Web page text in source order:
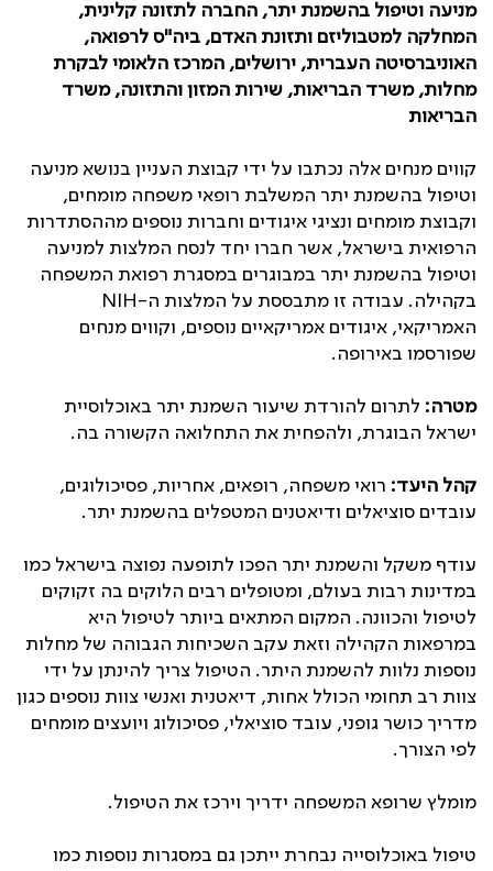
מניעה וטיפול בהשמנת יתר, החברה לתזונה קלינית,
המחלקה למטבוליזם ותזונת האדם, ביה"ס לרפואה,
האוניברסיטה העברית, ירושלים, המרכז הלאומי לבקרת
מחלות, משרד הבריאות, שירות המזון והתזונה, משרד
הבריאות
קווים מנחים אלה נכתבו על ידי קבוצת העניין בנושא מניעה
וטיפול בהשמנת יתר המשלבת רופאי משפחה מומחים,
וקבוצת מומחים ונציגי איגודים וחברות נוספים מההסתדרות
הרפואית בישראל, אשר חברו יחד לנסח המלצות למניעה
וטיפול בהשמנת יתר במבוגרים במסגרת רפואת המשפחה
בקהילה. עבודה זו מתבססת על המלצות ה- NIH
האמריקאי, איגודים אמריקאיים נוספים, וקווים מנחים
שפורסמו באירופה.
מטרה: לתרום להורדת שיעור השמנת יתר באוכלוסיית
ישראל הבוגרת, ולהפחית את התחלואה הקשורה בה.
קהל היעד: רואי משפחה, רופאים, אחריות, פסיכולוגים,
עובדים סוציאלים ודיאטנים המטפלים בהשמנת יתר.
עודף משקל והשמנת יתר הפכו לתופעה נפוצה בישראל כמו
במדינות רבות בעולם, ומטופלים רבים הלוקים בה זקוקים
לטיפול והכוונה. המקום המתאים ביותר לטיפול היא
במרפאות הקהילה וזאת עקב השכיחות הגבוהה של מחלות
נוספות נלוות להשמנת היתר. הטיפול צריך להינתן על ידי
צוות רב תחומי הכולל אחות, דיאטנית ואנשי צוות נוספים כגון
מדריך כושר גופני, עובד סוציאלי, פסיכולוג ויועצים מומחים
לפי הצורך.
מומלץ שרופא המשפחה ידריך וירכז את הטיפול.
טיפול באוכלוסייה נבחרת ייתכן גם במסגרות נוספות כמו